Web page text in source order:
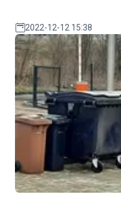
2022-12-12 15:38